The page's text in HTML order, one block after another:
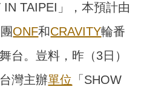
TAIPEI」，本預計由
ONF和CRAVITY輪番
台。豈料，昨（3日）
灣主辦單位 「SHOW